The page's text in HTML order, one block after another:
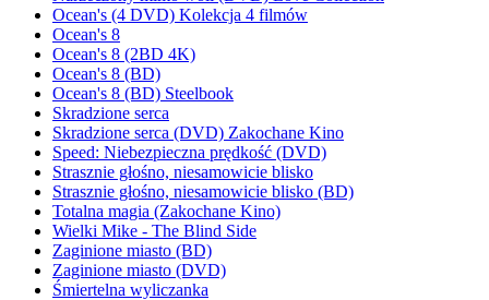
Ocean's (4 DVD) Kolekcja 4 filmów
Ocean's 8
Ocean's 8 (2BD 4K)
Ocean's 8 (BD)
Ocean's 8 (BD) Steelbook
Skradzione serca
Skradzione serca (DVD) Zakochane Kino
Speed: Niebezpieczna prędkość (DVD)
Strasznie głośno, niesamowicie blisko
Strasznie głośno, niesamowicie blisko (BD)
Totalna magia (Zakochane Kino)
Wielki Mike - The Blind Side
Zaginione miasto (BD)
Zaginione miasto (DVD)
Śmiertelna wyliczanka